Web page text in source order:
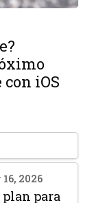
iOS
2026
para